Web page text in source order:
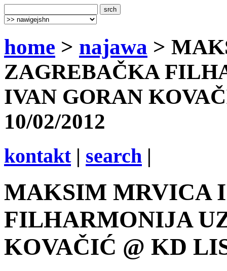
home > najawa >
ZAGREBAČKA
IVAN GORAN
10/02/2012
kontakt| search |
MAKSIM MRVICA
FILHARMONIJA
KOVAČIĆ @ KD